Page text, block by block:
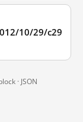
10/29/c29
· JSON